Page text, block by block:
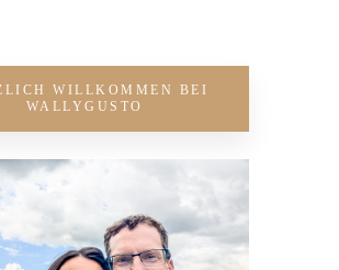
WILLKOMMEN BEI
WALLYGUSTO